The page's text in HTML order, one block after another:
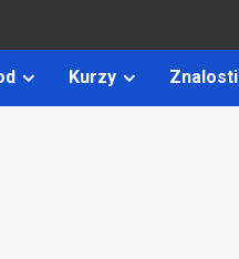
Kurzy Znalosti